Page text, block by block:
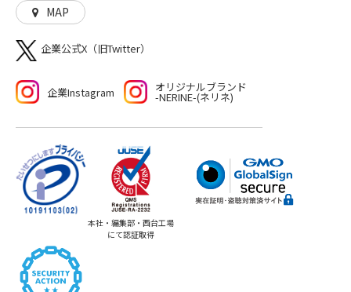
や世界を生む「コト」づくりの両方をご提供いたしま
す。
MAP
企業公式X（旧Twitter）
企業Instagram オリジナルブランド
-NERINE-(ネリネ)
本社・編集部・西台工場
にて認証取得